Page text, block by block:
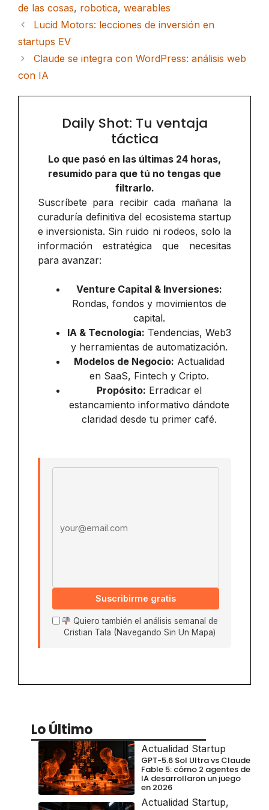
de las cosas, robotica, wearables
Lucid Motors: lecciones de inversión en
startups EV
Claude se integra con WordPress: análisis web
con IA
Daily Shot: Tu ventaja
táctica
Lo que pasó en las últimas 24 horas,
resumido para que tú no tengas que
filtrarlo.
Suscríbete para recibir cada mañana la
curaduría definitiva del ecosistema startup
e inversionista. Sin ruido ni rodeos, solo la
información estratégica que necesitas
para avanzar:
Venture Capital & Inversiones:
Rondas, fondos y movimientos de
capital.
IA & Tecnología: Tendencias, Web3
y herramientas de automatización.
Modelos de Negocio: Actualidad
en SaaS, Fintech y Cripto.
Propósito: Erradicar el
estancamiento informativo dándote
claridad desde tu primer café.
Suscribirme gratis
Quiero también el análisis semanal de
Cristian Tala (Navegando Sin Un Mapa)
Lo Último
Actualidad Startup
GPT-5.6 Sol Ultra vs Claude
Fable 5: cómo 2 agentes de
IA desarrollaron un juego
en 2026
Actualidad Startup,